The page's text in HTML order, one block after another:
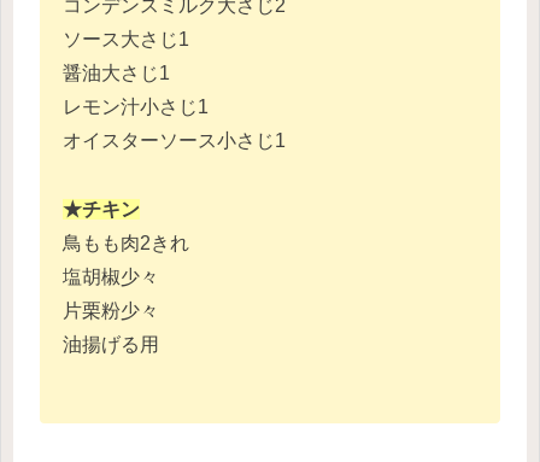
コンデンスミルク大さじ2
ソース大さじ1
醤油大さじ1
レモン汁小さじ1
オイスターソース小さじ1
★チキン
鳥もも肉2きれ
塩胡椒少々
片栗粉少々
油揚げる用